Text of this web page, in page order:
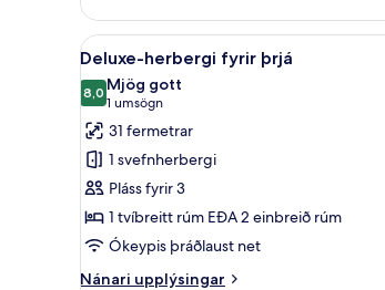
Skoða
allar
myndir
fyrir
Deluxe-
herbergi
fyrir
þrjá
Öryggishólf
6
Deluxe-herbergi fyrir þrjá
8,08,0 af 10
Mjög gott
1 umsögn
(1
umsögn)
31 fermetrar
1 svefnherbergi
Pláss fyrir 3
1 tvíbreitt rúm EÐA 2 einbreið rúm
Ókeypis þráðlaust net
Nánari upplýsingar
Nánari